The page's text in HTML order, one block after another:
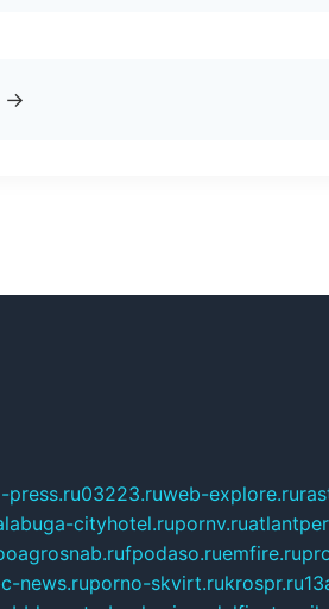
→
press.ru03223.ruweb-explore.ru
cityhotel.rupornv.ru
fpodaso.ruemfire.ru
news.ruporno-skvirt.rukrospr.ru